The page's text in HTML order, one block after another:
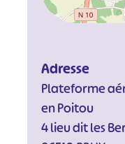
Adresse
Plateforme
en Poitou
4 lieu dit les